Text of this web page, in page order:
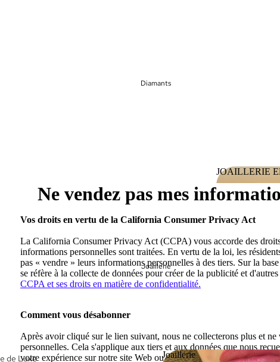
Diamants
JOAILLERIE
Joaillerie
de Luxe
Joaillerie
Ne vendez pas mes
Vos droits en vertu de la California Consumer Privacy Act
La California Consumer Privacy Act (CCPA) vous accorde des
informations personnelles sont traitées. En vertu de la loi, les
pas « vendre » leurs informations personnelles à des tiers. Sur la
se réfère à la collecte de données pour créer de la publicité et
CCPA et ses droits en matière de confidentialité.
Comment vous désabonner
Après avoir cliqué sur le lien suivant, nous ne collecterons plus et
personnelles. Cela s'applique aux tiers et aux données que nous
votre expérience sur notre site Web ou par d'autres